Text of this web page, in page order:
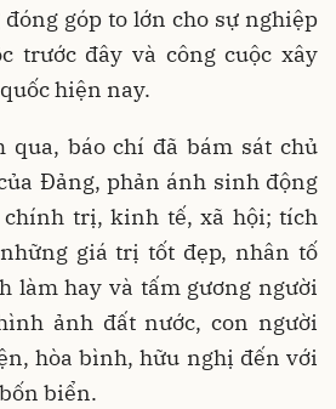
góp to lớn cho sự nghiệp
trước đây và công cuộc xây
hiện nay.
qua, báo chí đã bám sát chủ
Đảng, phản ánh sinh động
chính trị, kinh tế, xã hội; tích
giá trị tốt đẹp, nhân tố
làm hay và tấm gương người
ảnh đất nước, con người
hòa bình, hữu nghị đến với
biển.